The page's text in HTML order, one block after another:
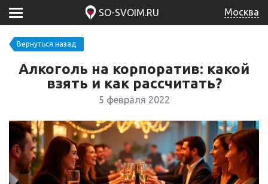
SO-SVOIM.RU Москва
Вернуться назад
Алкоголь на корпоратив: какой
взять и как рассчитать?
5 февраля 2022